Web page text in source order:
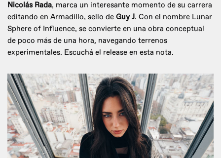
Nicolás Rada, marca un interesante momento de su carrera
editando en Armadillo, sello de Guy J. Con el nombre Lunar
Sphere of Influence, se convierte en una obra conceptual
de poco más de una hora, navegando terrenos
experimentales. Escuchá el release en esta nota.